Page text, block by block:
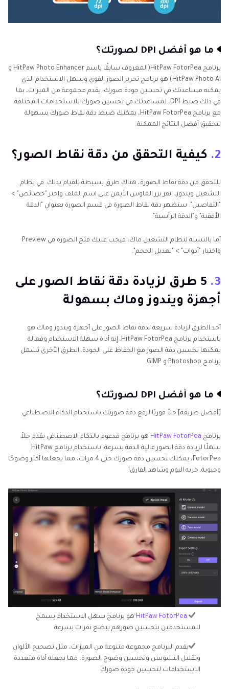
تطبيق
الاصطناعي
ما هو أفضل DPI لصورتك؟
برنامج HitPaw FotorPea(المعروف سابقًا باسم HitPaw Photo Enhancer و
HitPaw Photo Al) هو برنامج تحرير الصور القوي وسهل الاستخدام الذي
يمكنه مساعدتك في تحسين جودة صورك. يقدم مجموعة من الميزات، بما
في ذلك ضبط DPI، لمساعدتك في تحسين صورك للاستخدامات المختلفة.
مع برنامج HitPaw FotorPea، يمكنك ضبط دقة نقاط صورك بسهولة
لتحقيق أفضل النتائج الممكنة.
2. كيفية التحقق من دقة نقاط الصور؟
للتحقق من دقة نقاط الصورة، هناك طرق بسيطة للقيام بذلك. في نظام
التشغيل ويندوز، انقر بزر الماوس الأيمن على اسم الملف واختر "خصائص" >
"التفاصيل". ستظهر دقة نقاط الصورة في قسم الصورة بعنوان "الدقة
الأفقية" و"الدقة الرأسية".
أما بالنسبة لنظام التشغيل ماك، فيجب عليك فتح الصورة في Preview
واختيار "أدوات" > "تعديل الحجم".
3.
5 طرق لزيادة دقة نقاط الصور على
أجهزة ويندوز وماك بسهولة
أحد الطرق لزيادة سريعة لدقة نقاط الصور على أجهزة ويندوز وماك هو
باستخدام برنامج HitPaw FotorPea. إنه أداة سهلة الاستخدام وفعالة
يمكنها تحسين دقة الصور مع الحفاظ على الجودة. الطرق الأخرى تشمل
برنامج Photoshop و GIMP.
ما هو أفضل DPI لصورتك؟
[أفضل طريقة] حلاً فوريًا لرفع دقة صورتك باستخدام الذكاء الاصطناعي
برنامج HitPaw FotorPea هو برنامج مدعوم بالذكاء الاصطناعي يقدم حلاً
سهلًا لزيادة دقة الصور عالية الدقة بسرعة. باستخدام برنامج HitPaw
FotorPea، يمكنك تحسين دقة صورك حتى 4 مرات، مما يجعلها أكثر وضوحًا
وحيوية. جربه اليوم وشاهد الفارق!
HitPaw FotorPea هو برنامج سهل الاستخدام يسمح
للمستخدمين بتحسين صورهم ببضع نقرات بسرعة
يقدم البرنامج مجموعة متنوعة من الميزات، مثل تصحيح الألوان
وتقليل التشويش وتحسين وضوح الصورة، مما يجعله أداة متعددة
الاستخدامات لتحسين جودة صورك